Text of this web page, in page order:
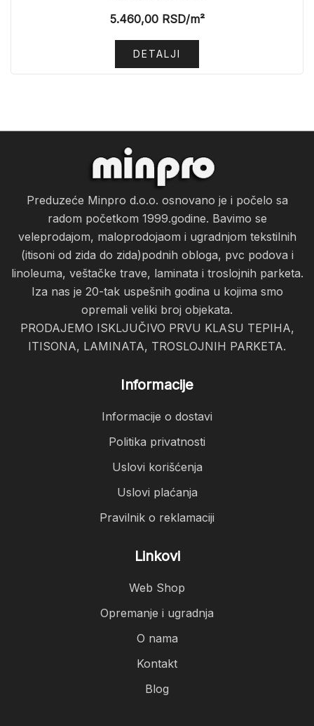
5.460,00RSD/m²
DETALJI
Preduzeće Minpro d.o.o. osnovano je i počelo sa
radom početkom 1999.godine. Bavimo se
veleprodajom, maloprodojaom i ugradnjom tekstilnih
(itisoni od zida do zida)podnih obloga, pvc podova i
linoleuma, veštačke trave, laminata i troslojnih parketa.
Iza nas je 20-tak uspešnih godina u kojima smo
opremali veliki broj objekata.
PRODAJEMO ISKLJUČIVO PRVU KLASU TEPIHA,
ITISONA, LAMINATA, TROSLOJNIH PARKETA.
Informacije
Informacije o dostavi
Politika privatnosti
Uslovi korišćenja
Uslovi plaćanja
Pravilnik o reklamaciji
Linkovi
Web Shop
Opremanje i ugradnja
O nama
Kontakt
Blog